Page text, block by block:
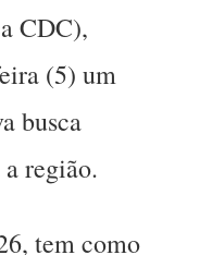
CDC),
(5) um
busca
região.
tem como